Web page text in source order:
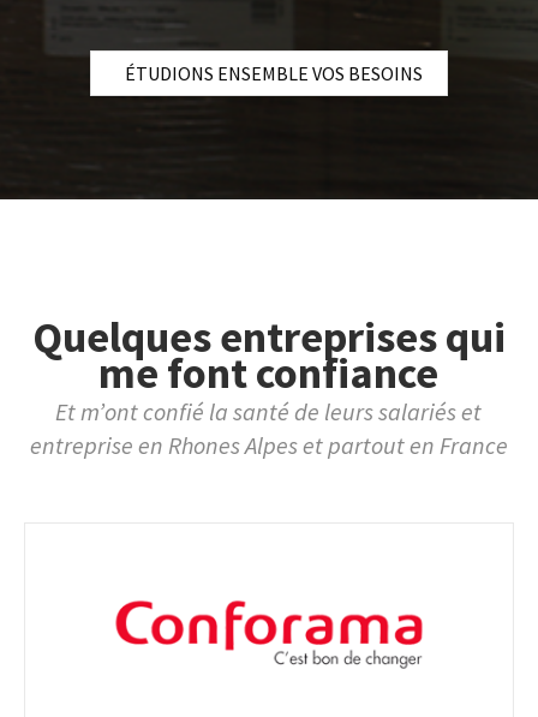
ÉTUDIONS ENSEMBLE VOS BESOINS
Quelques entreprises qui
me font confiance
Et m’ont confié la santé de leurs salariés et
entreprise en Rhones Alpes et partout en France